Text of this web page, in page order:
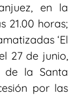
en la
21.00 horas;
‘El
27 de junio,
de la Santa
por las